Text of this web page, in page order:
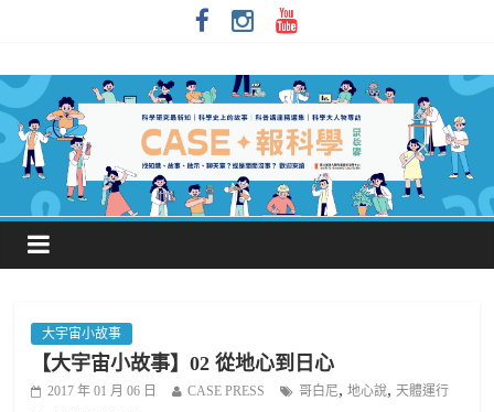
大宇宙小故事
【大宇宙小故事】02 從地心到日心
2017 年 01 月 06 日 CASE PRESS 哥白尼,地心說, 天體運行